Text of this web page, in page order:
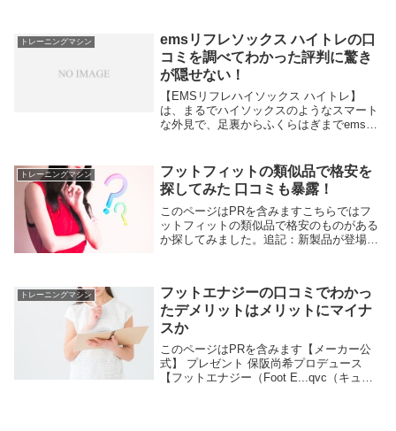
した。違いを元に、おすすめの選...
トレーニングマシン
emsリフレソックス ハイトレの口
コミを調べてわかった評判に驚き
が隠せない！
【EMSリフレハイソックス ハイトレ】
は、まるでハイソックスのようなスマート
な外見で、足裏からふくらはぎまでemsの
激を得られるけど足裏は感じにくいという
こと。購入の決めては自分の悩みにマッチ
してるかです。
トレーニングマシン
フットフィットの類似品で格安を
探してみた 口コミも暴露！
このページはPRを含みますこちらではフ
ットフィットの類似品で格安のものがある
か探してみました。追記：新製品が登場し
れたから。...
トレーニングマシン
フットエナジーの口コミでわかっ
たデメリットはメリットにマイナ
スか
このページはPRを含みます【メーカー公
式】 プレゼント 保阪尚希プロデュース
【フットエナジー（Foot E...qvc（キュウ